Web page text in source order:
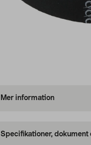
Mer information
Specifikationer, dokument